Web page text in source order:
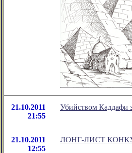
21.10.2011
21:55
Убийством Каддафи
21.10.2011
12:55
ЛОНГ-ЛИСТ